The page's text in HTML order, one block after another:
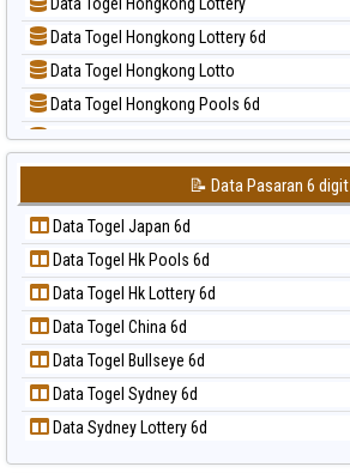
📝 Pola Dasar Sao Paulo
📝 Pola Dasar Singapore
📝 Pola Dasar Sydney
📝 Pola Dasar Sydney Lottery
📝 Pola Dasar Sydney Lottery 6d
📝 Pola Dasar Sydney Lotto
📝 Pola Dasar Sydney Pools 6d
📝 Pola Dasar Taipei
📝 Pola Dasar Taiwan
Data Togel Hongkong Lottery 6d
Data Togel Hongkong Lotto
Data Togel Hongkong Pools 6d
Data Togel Japan
Data Togel Japan 6d
Data Togel Korea
Data Togel Kuda Lari
Data Togel Magnum Cambodia
Data Togel Nagoya
Data Togel North Carolina Day
Data Togel Pcso
Data Togel Sao Paulo
Data Togel Singapore
📝 Data Pasaran 6 digit
Data Togel Japan 6d
Data Togel Hk Pools 6d
Data Togel Hk Lottery 6d
Data Togel China 6d
Data Togel Bullseye 6d
Data Togel Sydney 6d
Data Sydney Lottery 6d